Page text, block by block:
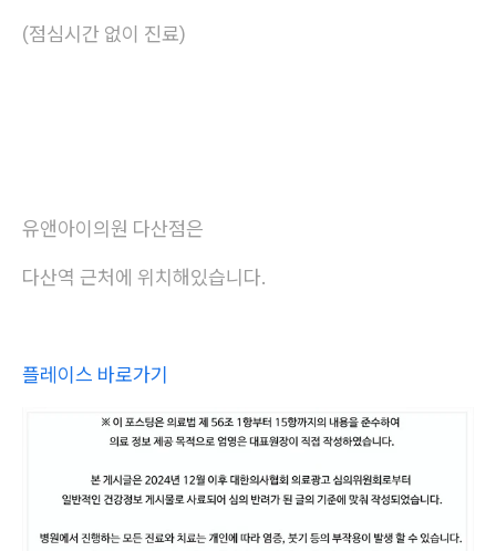
(점심시간 없이 진료)
유앤아이의원 다산점은
다산역 근처에 위치해있습니다.
플레이스 바로가기